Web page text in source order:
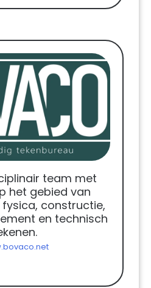
team met
het gebied van
constructie,
en technisch